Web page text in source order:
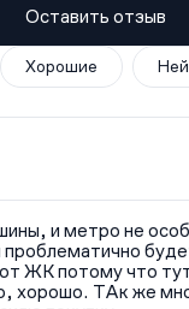
Хорошие
Оставить отзыв
и метро не
ЖК потому что
хорошо. ТАк же